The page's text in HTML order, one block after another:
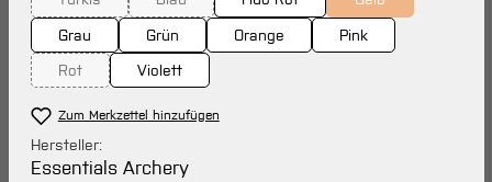
(Diese Option ist zurzeit nicht verfügbar.)
(Diese Option ist zurzeit nicht verfügbar.)(Diese Option ist
Grau Grün Orange
Pink
Rot
(Diese Option ist zurzeit nicht verfügbar.)
Violett
Zum Merkzettel hinzufügen
Hersteller:
Essentials Archery